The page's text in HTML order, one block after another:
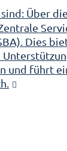
Über
Dies
und führt